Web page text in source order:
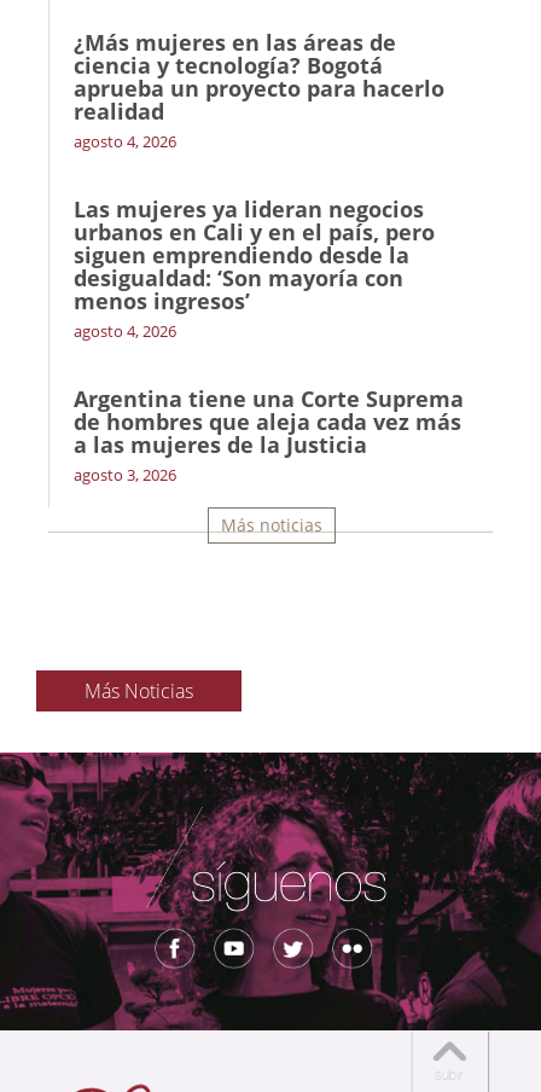
¿Más mujeres en las áreas de
ciencia y tecnología? Bogotá
aprueba un proyecto para hacerlo
realidad
agosto 4, 2026
Las mujeres ya lideran negocios
urbanos en Cali y en el país, pero
siguen emprendiendo desde la
desigualdad: ‘Son mayoría con
menos ingresos’
agosto 4, 2026
Argentina tiene una Corte Suprema
de hombres que aleja cada vez más
a las mujeres de la Justicia
agosto 3, 2026
Más noticias
Más Noticias